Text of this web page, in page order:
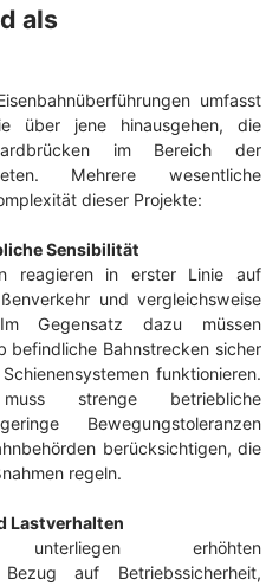
als
umfasst
über jene hinausgehen, die
im Bereich der
Mehrere wesentliche
dieser Projekte:
Sensibilität
reagieren in erster Linie auf
und vergleichsweise
Gegensatz dazu müssen
befindliche Bahnstrecken sicher
funktionieren.
strenge betriebliche
Bewegungstoleranzen
berücksichtigen, die
regeln.
Lastverhalten
unterliegen erhöhten
auf Betriebssicherheit,